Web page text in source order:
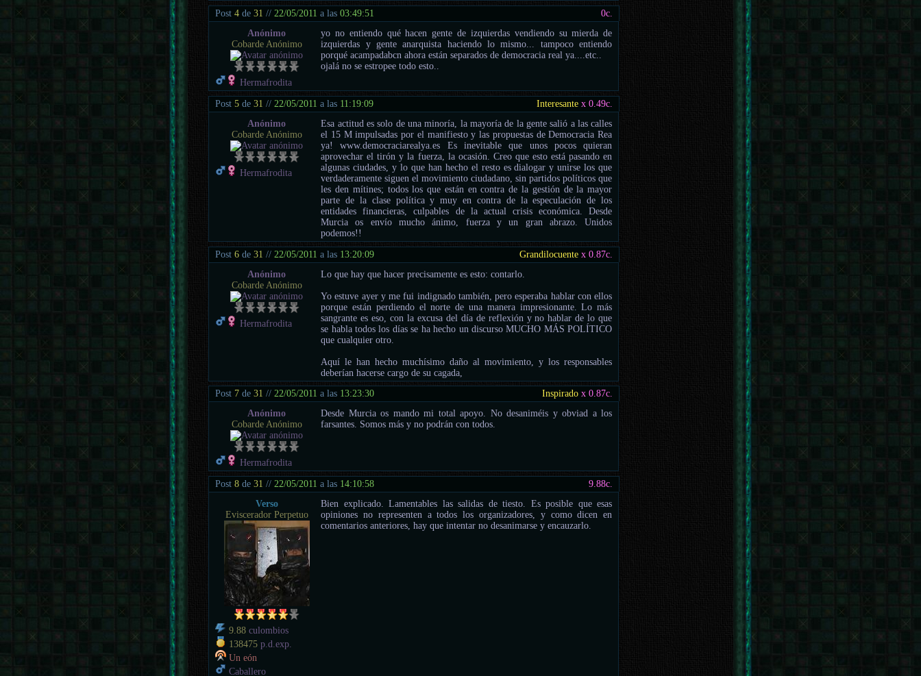
Post4 de31 // 22/05/2011 a las03:49:51 0c.
Anónimo
Cobarde Anónimo
Hermafrodita
yo no entiendo qué hacen gente de izquierdas vendiendo su mierda de
izquierdas y gente anarquista haciendo lo mismo... tampoco entiendo
porqué acampadabcn ahora están separados de democracia real ya....etc..
ojalá no se estropee todo esto..
Post5 de31 // 22/05/2011 a las 11:19:09 Interesante x 0.49c.
Anónimo
Cobarde Anónimo
Hermafrodita
Esa actitud es solo de una minoría, la mayoría de la gente salió a las calles
el 15 M impulsadas por el manifiesto y las propuestas de Democracia Rea
ya! www.democraciarealya.es Es inevitable que unos pocos quieran
aprovechar el tirón y la fuerza, la ocasión. Creo que esto está pasando en
algunas ciudades, y lo que han hecho el resto es dialogar y unirse los que
verdaderamente siguen el movimiento ciudadano, sin partidos políticos que
les den mítines; todos los que están en contra de la gestión de la mayor
parte de la clase política y muy en contra de la especulación de los
entidades financieras, culpables de la actual crisis económica. Desde
Murcia os envío mucho ánimo, fuerza y un gran abrazo. Unidos
podemos!!
Post6 de31 // 22/05/2011 a las 13:20:09 Grandilocuente x 0.87c.
Anónimo
Cobarde Anónimo
Hermafrodita
Lo que hay que hacer precisamente es esto: contarlo.
Yo estuve ayer y me fui indignado también, pero esperaba hablar con ellos
porque están perdiendo el norte de una manera impresionante. Lo más
sangrante es eso, con la excusa del día de reflexión y no hablar de lo que
se habla todos los días se ha hecho un discurso MUCHO MÁS POLÍTICO
que cualquier otro.
Aquí le han hecho muchísimo daño al movimiento, y los responsables
deberían hacerse cargo de su cagada,
Post 7 de31 //22/05/2011 a las 13:23:30 Inspirado x 0.87c.
Anónimo
Cobarde Anónimo
Hermafrodita
Desde Murcia os mando mi total apoyo. No desaniméis y obviad a los
farsantes. Somos más y no podrán con todos.
Post8 de31 //22/05/2011 a las 14:10:58 9.88c.
Verso
Eviscerador Perpetuo
9.88 culombios
138475 p.d.exp.
Un eón
Caballero
Bien explicado. Lamentables las salidas de tiesto. Es posible que esas
opiniones no representen a todos los organizadores, y como dicen en
comentarios anteriores, hay que intentar no desanimarse y encauzarlo.